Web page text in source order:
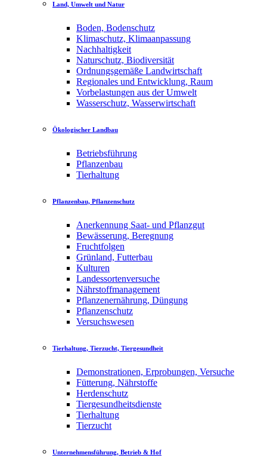
Land, Umwelt und Natur
Boden, Bodenschutz
Klimaschutz, Klimaanpassung
Nachhaltigkeit
Naturschutz, Biodiversität
Ordnungsgemäße Landwirtschaft
Regionales und Entwicklung, Raum
Vorbelastungen aus der Umwelt
Wasserschutz, Wasserwirtschaft
Ökologischer Landbau
Betriebsführung
Pflanzenbau
Tierhaltung
Pflanzenbau, Pflanzenschutz
Anerkennung Saat- und Pflanzgut
Bewässerung, Beregnung
Fruchtfolgen
Grünland, Futterbau
Kulturen
Landessortenversuche
Nährstoffmanagement
Pflanzenernährung, Düngung
Pflanzenschutz
Versuchswesen
Tierhaltung, Tierzucht, Tiergesundheit
Demonstrationen, Erprobungen, Versuche
Fütterung, Nährstoffe
Herdenschutz
Tiergesundheitsdienste
Tierhaltung
Tierzucht
Unternehmensführung, Betrieb & Hof